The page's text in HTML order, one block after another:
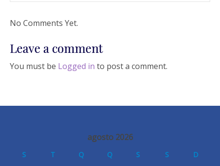
No Comments Yet.
Leave a comment
You must be Logged in to post a comment.
agosto 2026
S T Q Q S S D